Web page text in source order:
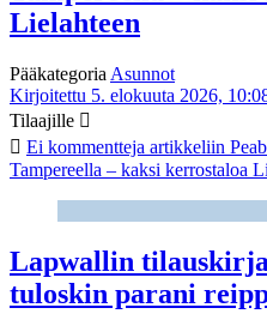
Lielahteen
Pääkategoria Asunnot
Kirjoitettu 5. elokuuta 2026,
Tilaajille
Ei kommentteja artikkeliin
Tampereella – kaksi kerrostaloa
Lapwallin
tuloskin parani